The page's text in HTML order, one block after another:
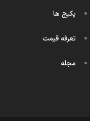
پکیج ها
تعرفه قیمت
مجله